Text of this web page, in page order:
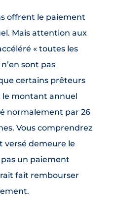
offrent le paiement
Mais attention aux
« toutes les
sont pas
certains prêteurs
montant annuel
normalement par 26
Vous comprendrez
versé demeure le
un paiement
fait rembourser